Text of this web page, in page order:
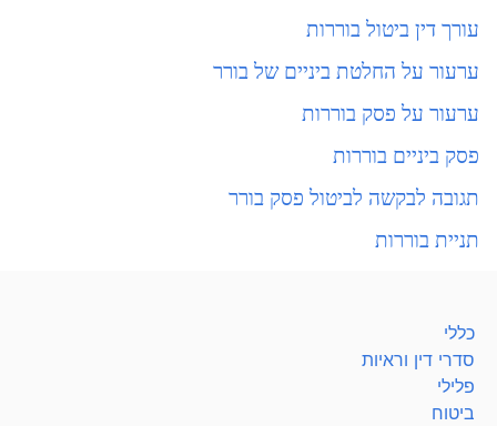
עורך דין ביטול בוררות
ערעור על החלטת ביניים של בורר
ערעור על פסק בוררות
פסק ביניים בוררות
תגובה לבקשה לביטול פסק בורר
תניית בוררות
כללי
סדרי דין וראיות
פלילי
ביטוח